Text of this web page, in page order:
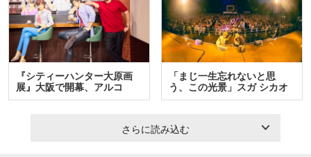
『シティーハンター大原画
展』大阪で開幕、アルコ
＆…
「まじ一生忘れないと思
う、この光景」スガ シカオ
と…
さらに読み込む